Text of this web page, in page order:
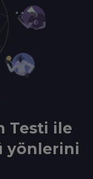
Testi ile
yönlerini